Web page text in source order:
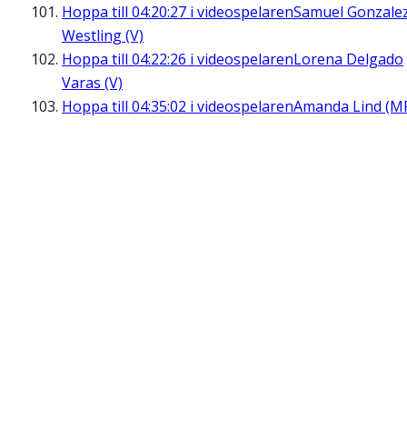
Hoppa till 04:20:27 i videospelarenSamuel
Westling (V)
Hoppa till 04:22:26 i videospelarenLorena Delgado
Varas (V)
Hoppa till 04:35:02 i videospelarenAmanda Lind